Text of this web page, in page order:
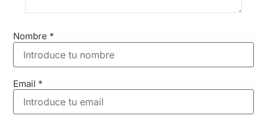
Nombre *
Email *